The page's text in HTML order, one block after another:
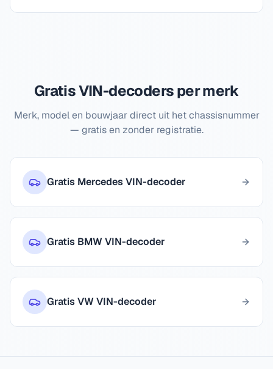
Gratis VIN-decoders per merk
Merk, model en bouwjaar direct uit het chassisnummer
— gratis en zonder registratie.
Gratis Mercedes VIN-decoder
Gratis BMW VIN-decoder
Gratis VW VIN-decoder